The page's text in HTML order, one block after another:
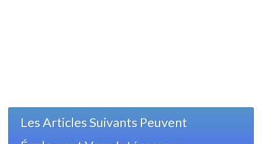
Les Articles Suivants Peuvent